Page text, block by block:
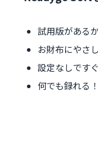
試用版がある
お財布にやさ
設定なしです
何でも録れる！